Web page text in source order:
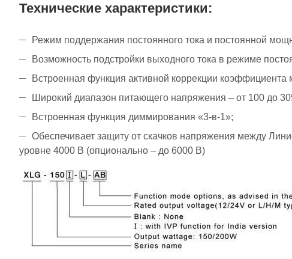
Технические характеристики:
Режим поддержания постоянного тока и постоянной
Возможность подстройки выходного тока в режиме
Встроенная функция активной коррекции коэффициента
Широкий диапазон питающего напряжения – от 100 до
Встроенная функция диммирования «3-в-1»;
Обеспечивает защиту от скачков напряжения между
уровне 4000 В (опционально – до 6000 В)